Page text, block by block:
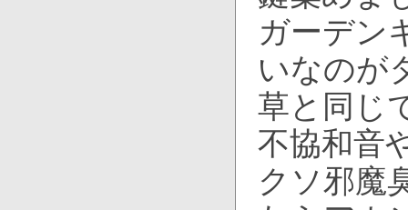
ガーデン
いなのが
草と同じ
不協和音
クソ邪魔